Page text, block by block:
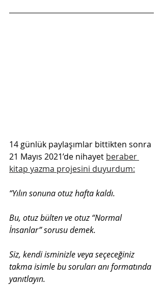
14 günlük paylaşımlar bittikten sonra
21 Mayıs 2021’de nihayet beraber
kitap yazma projesini duyurdum:
“Yılın sonuna otuz hafta kaldı.
Bu, otuz bülten ve otuz “Normal
İnsanlar” sorusu demek.
Siz, kendi isminizle veya seçeceğiniz
takma isimle bu soruları anı formatında
yanıtlayın.